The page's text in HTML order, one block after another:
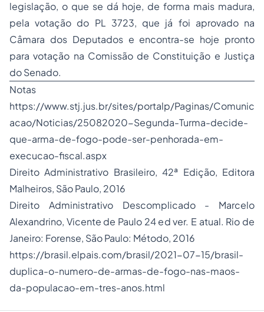
legislação, o que se dá hoje, de forma mais madura,
pela votação do PL 3723, que já foi aprovado na
Câmara dos Deputados e encontra-se hoje pronto
para votação na Comissão de Constituição e Justiça
do Senado.
Notas
https://www.stj.jus.br/sites/portalp/Paginas/Comunic
acao/Noticias/25082020-Segunda-Turma-decide-
que-arma-de-fogo-pode-ser-penhorada-em-
execucao-fiscal.aspx
Direito Administrativo Brasileiro, 42ª Edição, Editora
Malheiros, São Paulo, 2016
Direito Administrativo Descomplicado - Marcelo
Alexandrino, Vicente de Paulo 24 ed ver. E atual. Rio de
Janeiro: Forense, São Paulo: Método, 2016
https://brasil.elpais.com/brasil/2021-07-15/brasil-
duplica-o-numero-de-armas-de-fogo-nas-maos-
da-populacao-em-tres-anos.html